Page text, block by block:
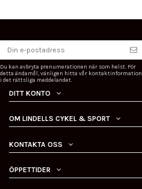
Du kan avbryta prenumerationen när som helst. För
detta ändamål, vänligen hitta vår kontaktinformation
i det rättsliga meddelandet.
DITT KONTO
OM LINDELLS CYKEL & SPORT
KONTAKTA OSS
ÖPPETTIDER